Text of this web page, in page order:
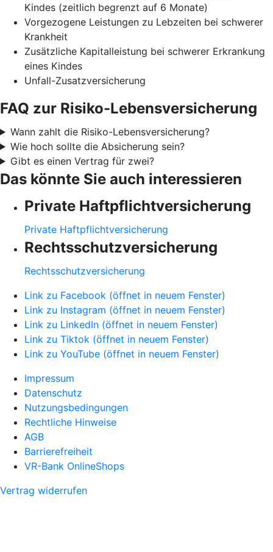
Kindes (zeitlich begrenzt auf 6 Monate)
Vorgezogene Leistungen zu Lebzeiten bei schwerer
Krankheit
Zusätzliche Kapitalleistung bei schwerer Erkrankung
eines Kindes
Unfall-Zusatzversicherung
FAQ zur Risiko-Lebensversicherung
Wann zahlt die Risiko-Lebensversicherung?
Wie hoch sollte die Absicherung sein?
Gibt es einen Vertrag für zwei?
Das könnte Sie auch interessieren
Private Haftpflichtversicherung
Private Haftpflichtversicherung
Rechtsschutzversicherung
Rechtsschutzversicherung
Link zu Facebook (öffnet in neuem Fenster)
Link zu Instagram (öffnet in neuem Fenster)
Link zu LinkedIn (öffnet in neuem Fenster)
Link zu Tiktok (öffnet in neuem Fenster)
Link zu YouTube (öffnet in neuem Fenster)
Impressum
Datenschutz
Nutzungsbedingungen
Rechtliche Hinweise
AGB
Barrierefreiheit
VR-Bank OnlineShops
Vertrag widerrufen